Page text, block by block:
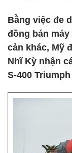
Bằng việc đe
đồng bán
cản khác, Mỹ
Nhĩ Kỳ nhận
S-400